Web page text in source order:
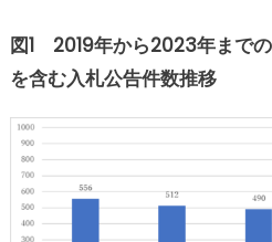
図1 2019年から2023年まで
を含む入札公告件数推移